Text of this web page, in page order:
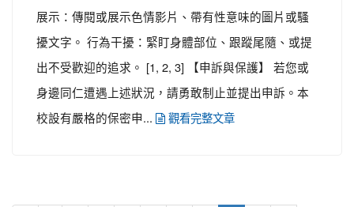
展示：傳閱或展示色情影片、帶有性意味的圖片或騷
擾文字。 行為干擾：緊盯身體部位、跟蹤尾隨、或提
出不受歡迎的追求。 [1, 2, 3] 【申訴與保護】 若您或
身邊同仁遭遇上述狀況，請勇敢制止並提出申訴。本
校設有嚴格的保密申...
觀看完整文章